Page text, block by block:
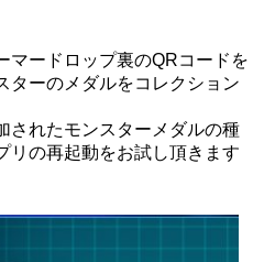
マードロップ裏のQRコードを
ターのメダルをコレクション
れたモンスターメダルの種
リの再起動をお試し頂きます